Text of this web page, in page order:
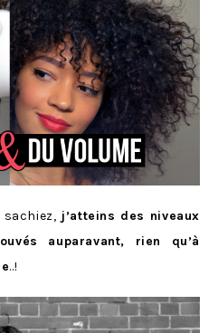
j’atteins des niveaux
auparavant, rien qu’à
..!